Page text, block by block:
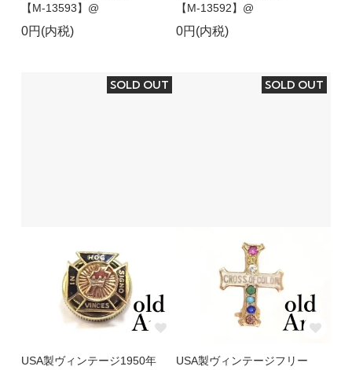
【M-13593】@
0円(内税)
【M-13592】@
0円(内税)
SOLD OUT
USA製ヴィンテージ1950年
SOLD OUT
USA製ヴィンテージフリー